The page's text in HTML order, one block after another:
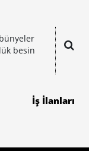
besin
İş İlanları